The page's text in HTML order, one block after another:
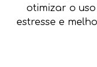
otimizar o
estresse e